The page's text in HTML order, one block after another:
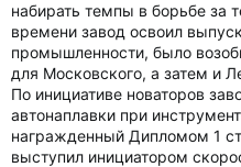
набирать темпы в борьбе за
времени завод освоил
промышленности, было
для Московского, а затем и
По инициативе новаторов
автонаплавки при
награжденный Дипломом 1
выступил инициатором